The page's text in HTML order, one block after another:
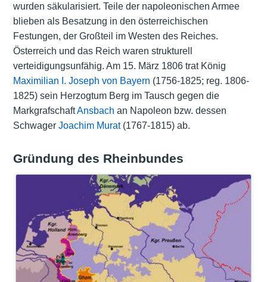
wurden säkularisiert. Teile der napoleonischen Armee
blieben als Besatzung in den österreichischen
Festungen, der Großteil im Westen des Reiches.
Österreich und das Reich waren strukturell
verteidigungsunfähig. Am 15. März 1806 trat König
Maximilian I. Joseph von Bayern (1756-1825; reg. 1806-
1825) sein Herzogtum Berg im Tausch gegen die
MarkgrafschaftAnsbach an Napoleon bzw. dessen
Schwager Joachim Murat(1767-1815) ab.
Gründung des Rheinbundes